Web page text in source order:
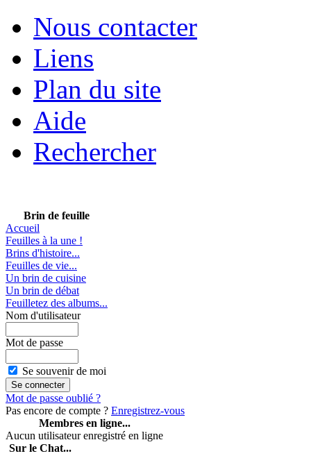
Nous contacter
Liens
Plan du site
Aide
Rechercher
Brin de feuille
Accueil
Feuilles à la une !
Brins d'histoire...
Feuilles de vie...
Un brin de cuisine
Un brin de débat
Feuilletez des albums...
Nom d'utilisateur
Mot de passe
Se souvenir de moi
Mot de passe oublié ?
Pas encore de compte ? Enregistrez-vous
Membres en ligne...
Aucun utilisateur enregistré en ligne
Sur le Chat...